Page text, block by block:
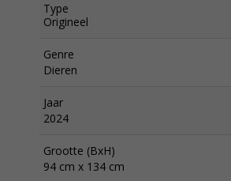
Type
Origineel
Genre
Dieren
Jaar
2024
Grootte (BxH)
94 cm x 134 cm